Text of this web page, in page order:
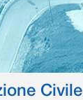
Civile